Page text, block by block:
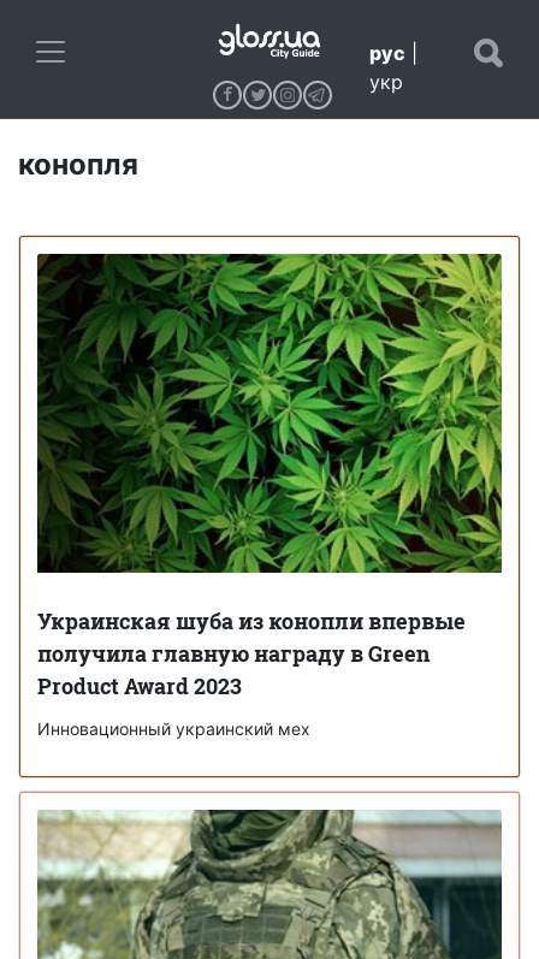
рус
укр
конопля
Украинская шуба из конопли впервые
получила главную награду в Green
Product Award 2023
Инновационный украинский мех